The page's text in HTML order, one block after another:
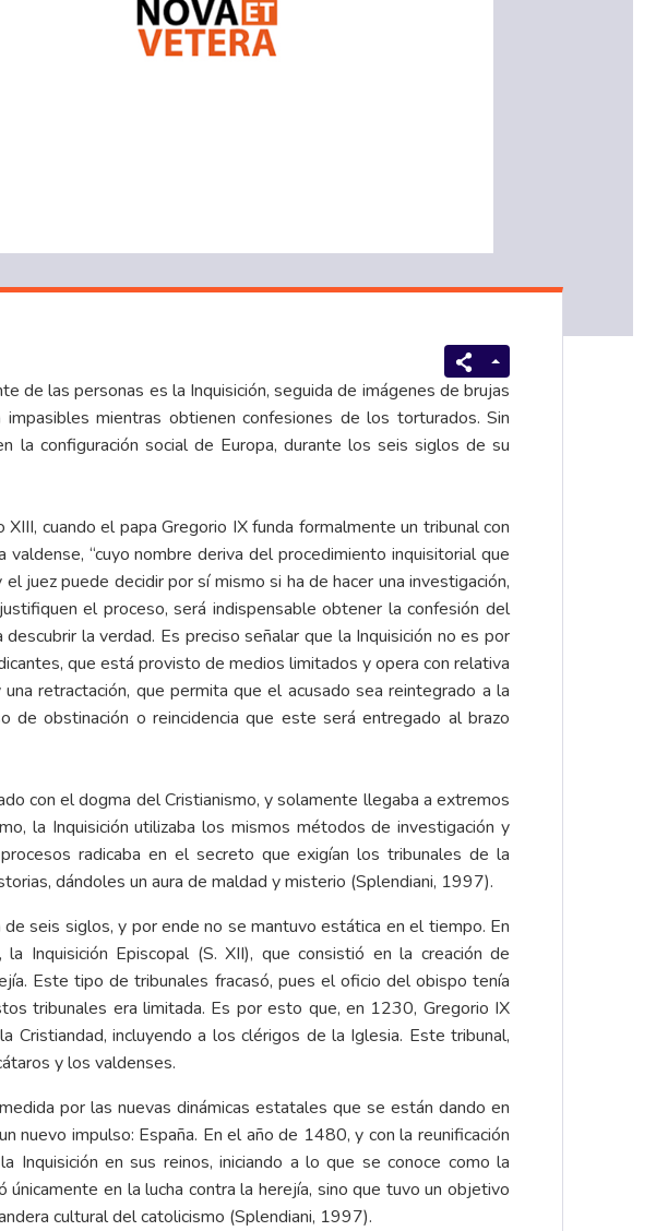
de las personas es la Inquisición, seguida de imágenes de brujas
mientras obtienen confesiones de los torturados. Sin
la configuración social de Europa, durante los seis siglos de su
cuando el papa Gregorio IX funda formalmente un tribunal con
“cuyo nombre deriva del procedimiento inquisitorial que
juez puede decidir por sí mismo si ha de hacer una investigación,
el proceso, será indispensable obtener la confesión del
la verdad. Es preciso señalar que la Inquisición no es por
que está provisto de medios limitados y opera con relativa
retractación, que permita que el acusado sea reintegrado a la
de obstinación o reincidencia que este será entregado al brazo
con el dogma del Cristianismo, y solamente llegaba a extremos
la Inquisición utilizaba los mismos métodos de investigación y
radicaba en el secreto que exigían los tribunales de la
dándoles un aura de maldad y misterio (Splendiani, 1997).
seis siglos, y por ende no se mantuvo estática en el tiempo. En
Inquisición Episcopal (S. XII), que consistió en la creación de
Este tipo de tribunales fracasó, pues el oficio del obispo tenía
tribunales era limitada. Es por esto que, en 1230, Gregorio IX
Cristiandad, incluyendo a los clérigos de la Iglesia. Este tribunal,
y los valdenses.
por las nuevas dinámicas estatales que se están dando en
nuevo impulso: España. En el año de 1480, y con la reunificación
en sus reinos, iniciando a lo que se conoce como la
en la lucha contra la herejía, sino que tuvo un objetivo
cultural del catolicismo (Splendiani, 1997).